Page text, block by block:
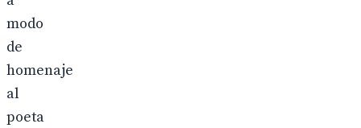
modo
de
homenaje
al
poeta